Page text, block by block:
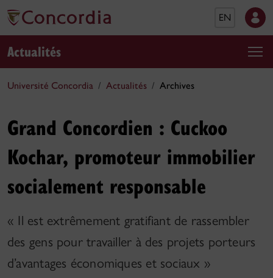
EN
Actualités
Université Concordia Actualités Archives
Grand Concordien : Cuckoo
Kochar, promoteur immobilier
socialement responsable
« Il est extrêmement gratifiant de rassembler
des gens pour travailler à des projets porteurs
d’avantages économiques et sociaux »